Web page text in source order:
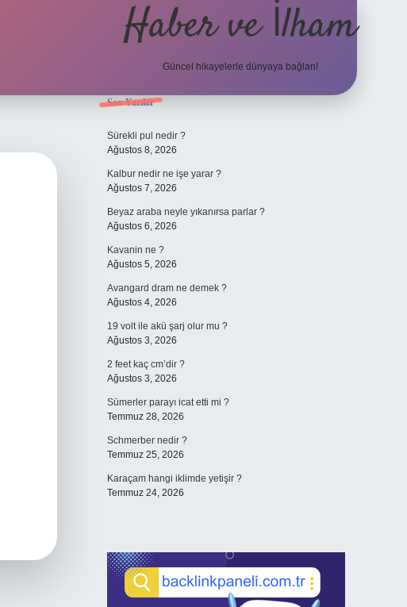
Haber ve İlham
Güncel hikayelerle dünyaya bağlan!
Sidebar
Son Yazılar
Sürekli pul nedir ?
Ağustos 8, 2026
Kalbur nedir ne işe yarar ?
Ağustos 7, 2026
Beyaz araba neyle yıkanırsa parlar ?
Ağustos 6, 2026
Kavanin ne ?
Ağustos 5, 2026
Avangard dram ne demek ?
Ağustos 4, 2026
19 volt ile akü şarj olur mu ?
Ağustos 3, 2026
2 feet kaç cm’dir ?
Ağustos 3, 2026
Sümerler parayı icat etti mi ?
Temmuz 28, 2026
Schmerber nedir ?
Temmuz 25, 2026
Karaçam hangi iklimde yetişir ?
Temmuz 24, 2026